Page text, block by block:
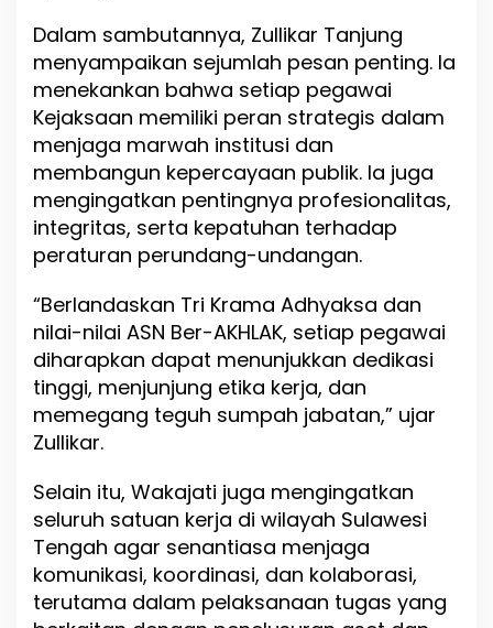
n
e
g
r
t
a
s
d
a
n
r
o
f
e
s
o
l
i
s
m
e
Dalam sambutannya, Zullikar Tanjung
menyampaikan sejumlah pesan penting. Ia
menekankan bahwa setiap pegawai
Kejaksaan memiliki peran strategis dalam
menjaga marwah institusi dan
membangun kepercayaan publik. Ia juga
mengingatkan pentingnya profesionalitas,
integritas, serta kepatuhan terhadap
peraturan perundang-undangan.
“Berlandaskan Tri Krama Adhyaksa dan
nilai-nilai ASN Ber-AKHLAK, setiap pegawai
diharapkan dapat menunjukkan dedikasi
tinggi, menjunjung etika kerja, dan
memegang teguh sumpah jabatan,” ujar
Zullikar.
Selain itu, Wakajati juga mengingatkan
seluruh satuan kerja di wilayah Sulawesi
Tengah agar senantiasa menjaga
komunikasi, koordinasi, dan kolaborasi,
terutama dalam pelaksanaan tugas yang